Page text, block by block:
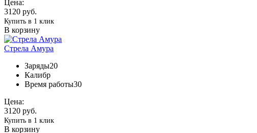
Цена:
3120 руб.
Купить в 1 клик
В корзину
Стрела Амура
Заряды20
Калибр
Время работы30
Цена:
3120 руб.
Купить в 1 клик
В корзину